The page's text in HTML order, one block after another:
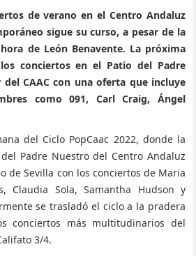
de verano en el Centro Andaluz
sigue su curso, a pesar de la
de León Benavente. La próxima
conciertos en el Patio del Padre
CAAC con una oferta que incluye
como 091, Carl Craig, Ángel
del Ciclo PopCaac 2022, donde la
Padre Nuestro del Centro Andaluz
de Sevilla con los conciertos de Maria
Claudia Sola, Samantha Hudson y
se trasladó el ciclo a la pradera
conciertos más multitudinarios del
3/4.